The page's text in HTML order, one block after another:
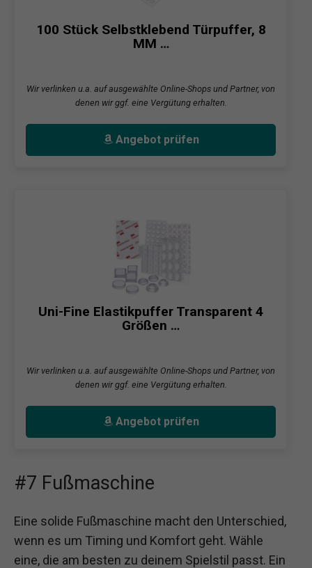
100 Stück Selbstklebend Türpuffer, 8
MM …
Wir verlinken u.a. auf ausgewählte Online-Shops und Partner, von
denen wir ggf. eine Vergütung erhalten.
Angebot prüfen
Uni-Fine Elastikpuffer Transparent 4
Größen …
Wir verlinken u.a. auf ausgewählte Online-Shops und Partner, von
denen wir ggf. eine Vergütung erhalten.
Angebot prüfen
#7 Fußmaschine
Eine solide Fußmaschine macht den Unterschied,
wenn es um Timing und Komfort geht. Wähle
eine, die am besten zu deinem Spielstil passt. Ein